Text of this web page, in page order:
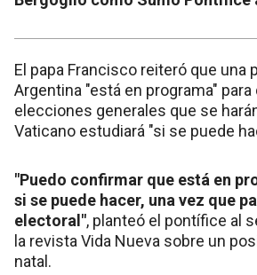
El papa Francisco reiteró que una
Argentina "está en programa"
elecciones generales que se
Vaticano estudiará "si se puede
"Puedo confirmar que está en
si se puede hacer, una vez que
electoral", planteó el pontífice al
la revista Vida Nueva sobre un
natal.